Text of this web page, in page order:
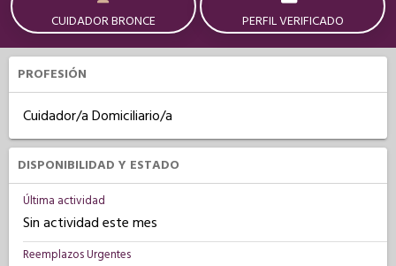
CUIDADOR BRONCE PERFIL VERIFICADO
PROFESIÓN
Cuidador/a Domiciliario/a
DISPONIBILIDAD Y ESTADO
Última actividad
Sin actividad este mes
Reemplazos Urgentes